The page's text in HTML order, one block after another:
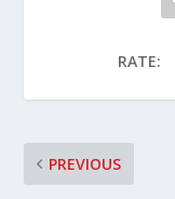
RATE:
PREVIOUS